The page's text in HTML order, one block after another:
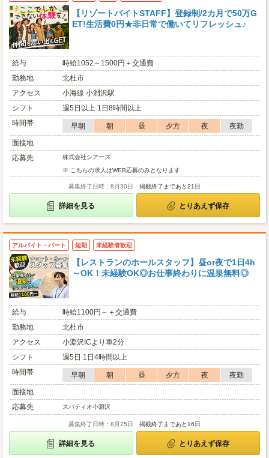
【リゾートバイトSTAFF】登録制/2カ月で50万G
ET!生活費0円★非日常で働いてリフレッシュ♪
給与
時給1052～1500円＋交通費
勤務地
北杜市
アクセス
小海線 小淵沢駅
シフト
週5日以上 1日8時間以上
時間帯
早朝 朝 昼 夕方 夜
夜勤
面接地
応募先
株式会社シアーズ
※ こちらの求人はWEB応募のみとなります
募集終了日時：8月30日 掲載終了まであと21日
詳細を見る とりあえず保存
アルバイト・パート 短期 未経験者歓迎
【レストランのホールスタッフ】昼or夜で1日4h
～OK！未経験OK◎お仕事終わりに温泉無料◎
給与
時給1100円～＋交通費
勤務地
北杜市
アクセス
小淵沢ICより車2分
シフト
週5日 1日4時間以上
時間帯
早朝 朝 昼 夕方 夜
夜勤
面接地
応募先
スパティオ小淵沢
募集終了日時：8月25日 掲載終了まであと16日
詳細を見る とりあえず保存